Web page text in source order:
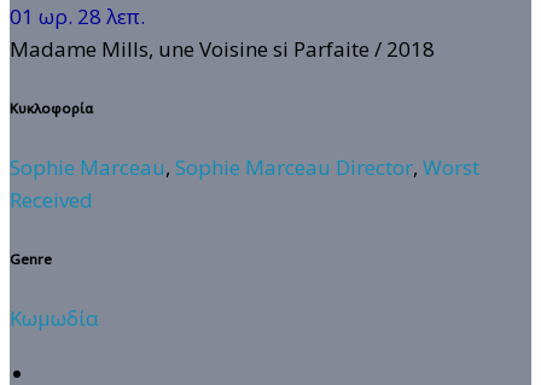
01 ωρ. 28 λεπ.
Madame Mills, une Voisine si Parfaite / 2018
Κυκλοφορία
Sophie Marceau, Sophie Marceau Director, Worst
Received
Genre
Κωμωδία